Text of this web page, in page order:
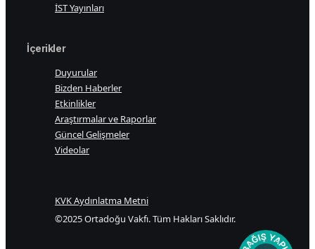
İST Yayınları
İçerikler
Duyurular
Bizden Haberler
Etkinlikler
Araştırmalar ve Raporlar
Güncel Gelişmeler
Videolar
KVK Aydınlatma Metni
©2025 Ortadoğu Vakfı. Tüm Hakları Saklıdır.